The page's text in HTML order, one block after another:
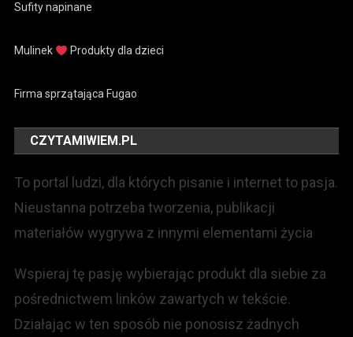
Sufity napinane
Mulinek Produkty dla dzieci
Firma sprzątająca Fugao
CZYTAMIWIEM.PL
To portal ludzi, dla których pisanie i internet to pasja.
Nieustanna potrzeba tworzenia, publikacji
materiałów wygrywa z innymi elementami życia
Wspieraj tę pasję wybierając produkt dla siebie za
pośrednictwem linków zawartych w tekście.
Działając w ten sposób nie ponosisz żadnych